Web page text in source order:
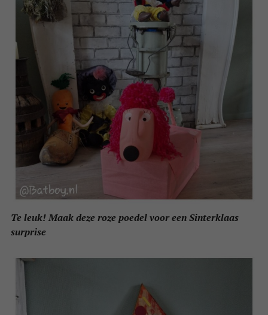
Te leuk! Maak deze roze poedel voor een Sinterklaas
surprise